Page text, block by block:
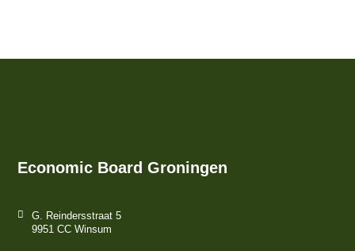
Economic Board Groningen
G. Reindersstraat 5
9951 CC Winsum